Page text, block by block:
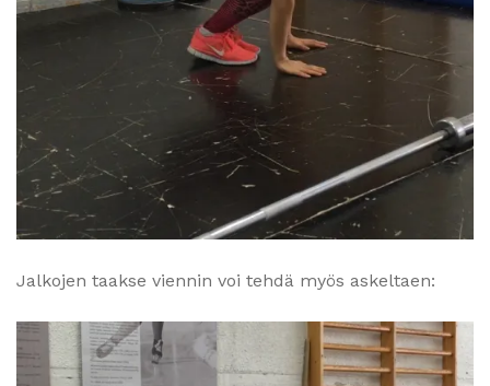
Jalkojen taakse viennin voi tehdä myös askeltaen: